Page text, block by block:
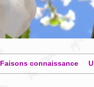
Faisons connaissance